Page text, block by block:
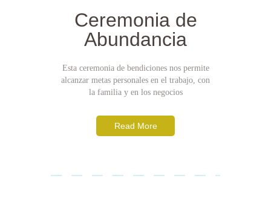
Ceremonia de
Abundancia
Esta ceremonia de bendiciones nos permite
alcanzar metas personales en el trabajo, con
la familia y en los negocios
Read More